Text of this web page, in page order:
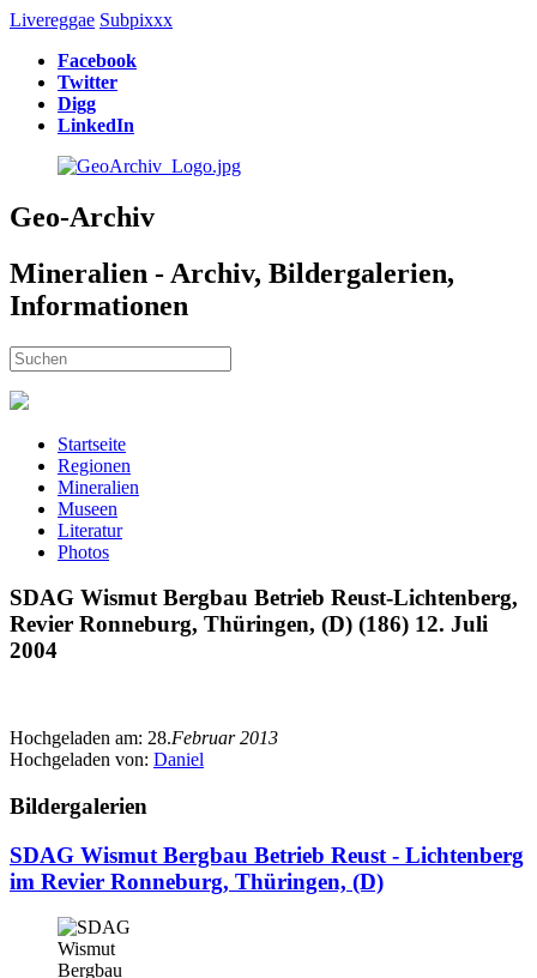
Livereggae Subpixxx
Facebook
Twitter
Digg
LinkedIn
Geo-Archiv
Mineralien - Archiv, Bildergalerien,
Informationen
Startseite
Regionen
Mineralien
Museen
Literatur
Photos
SDAG Wismut Bergbau Betrieb Reust-Lichtenberg,
Revier Ronneburg, Thüringen, (D) (186) 12. Juli
2004
Hochgeladen am: 28.Februar 2013
Hochgeladen von: Daniel
Bildergalerien
SDAG Wismut Bergbau Betrieb Reust - Lichtenberg
im Revier Ronneburg, Thüringen, (D)